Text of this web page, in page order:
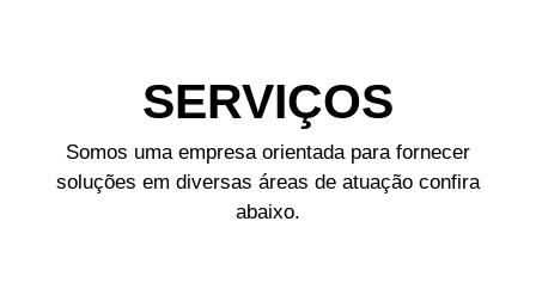
SERVIÇOS
Somos uma empresa orientada para fornecer
soluções em diversas áreas de atuação confira
abaixo.